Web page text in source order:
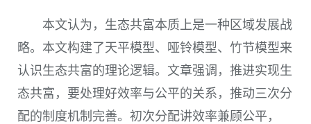
本文认为，生态共富本质上是一种区域发展战
略。本文构建了天平模型、哑铃模型、竹节模型来
认识生态共富的理论逻辑。文章强调，推进实现生
态共富，要处理好效率与公平的关系，推动三次分
配的制度机制完善。初次分配讲效率兼顾公平，